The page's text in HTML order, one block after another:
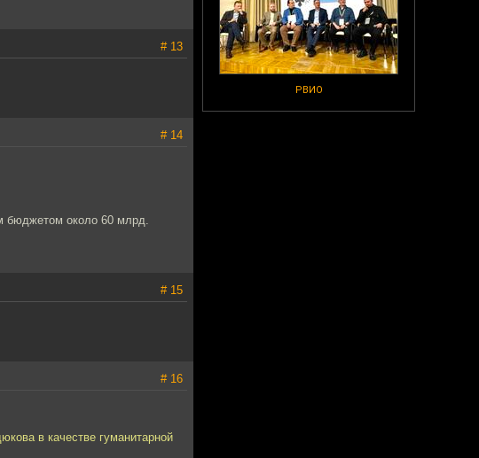
РВИО
# 13
# 14
бюджетом около 60 млрд.
# 15
# 16
в качестве гуманитарной